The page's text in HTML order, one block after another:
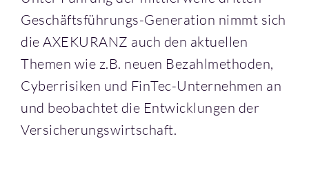
Geschäftsführungs-Generation nimmt sich
die AXEKURANZ auch den aktuellen
Themen wie z.B. neuen Bezahlmethoden,
Cyberrisiken und FinTec-Unternehmen an
und beobachtet die Entwicklungen der
Versicherungswirtschaft.